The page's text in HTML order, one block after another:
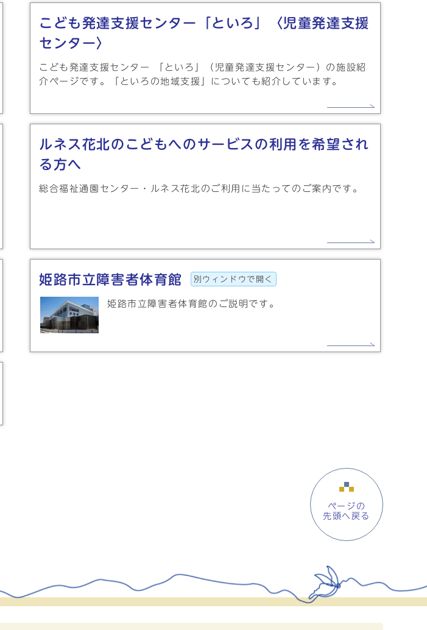
こども発達支援センター「といろ」〈児童発達支援
センター〉
こども発達支援センター 「といろ」（児童発達支援センター）の施設紹
介ページです。「といろの地域支援」についても紹介しています。
ルネス花北のこどもへのサービスの利用を希望され
る方へ
総合福祉通園センター・ルネス花北のご利用に当たってのご案内です。
姫路市立障害者体育館 別ウィンドウで開く
姫路市立障害者体育館のご説明です。
ページの
先頭へ戻る